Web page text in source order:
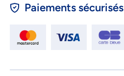
Paiements sécurisés